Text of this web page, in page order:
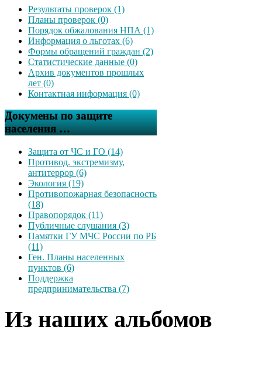
Результаты проверок (1)
Планы проверок (0)
Порядок обжалования НПА (1)
Информация о льготах (6)
Формы обращений граждан (2)
Статистические данные (0)
Архив документов прошлых
лет (0)
Контактная информация (0)
Докумены по защите
населения …
Защита от ЧС и ГО (14)
Противод. экстремизму,
антитеррор (6)
Экология (19)
Противопожарная безопасность
(18)
Правопорядок (11)
Публичные слушания (3)
Памятки ГУ МЧС России по РБ
(11)
Ген. Планы населенных
пунктов (6)
Поддержка
предпринимательства (7)
Из наших альбомов